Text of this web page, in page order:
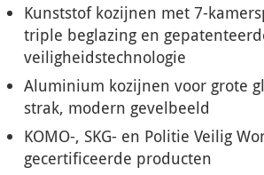
Kunststof kozijnen met 7-
triple beglazing en
veiligheidstechnologie
Aluminium kozijnen voor grote
strak, modern gevelbeeld
KOMO-, SKG- en Politie Veilig
gecertificeerde producten